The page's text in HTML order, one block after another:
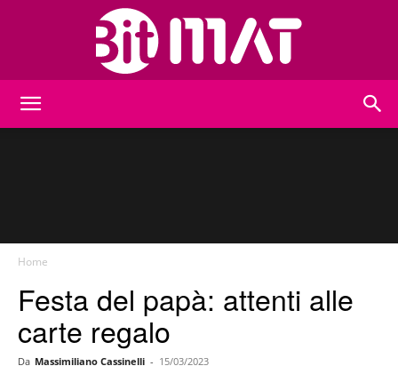
Home
Festa del papà: attenti alle
carte regalo
Da Massimiliano Cassinelli - 15/03/2023